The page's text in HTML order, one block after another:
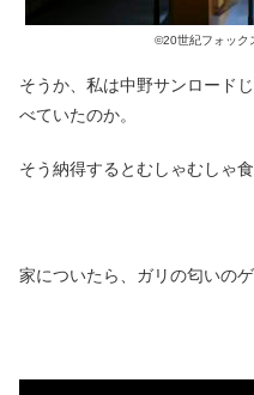
©20世紀フォック
そうか、私は中野サンロード
べていたのか。
そう納得するとむしゃむしゃ食
家についたら、ガリの匂いのゲ